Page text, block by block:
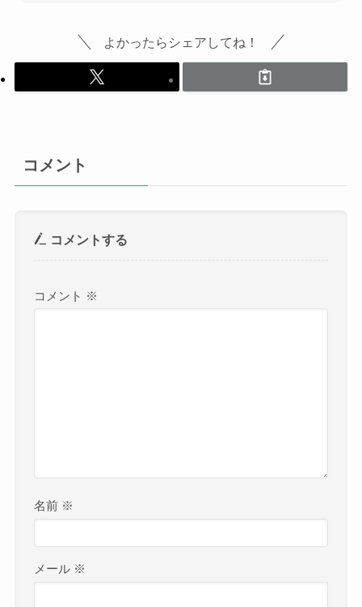
よかったらシェアしてね！
コメント
コメントする
コメント ※
名前 ※
メール ※